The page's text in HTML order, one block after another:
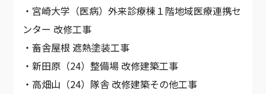
・宮崎大学（医病）外来診療棟１階地域医療連携セ
ンター 改修工事
・畜舎屋根 遮熱塗装工事
・新田原（24）整備場 改修建築工事
・高畑山（24）隊舎 改修建築その他工事